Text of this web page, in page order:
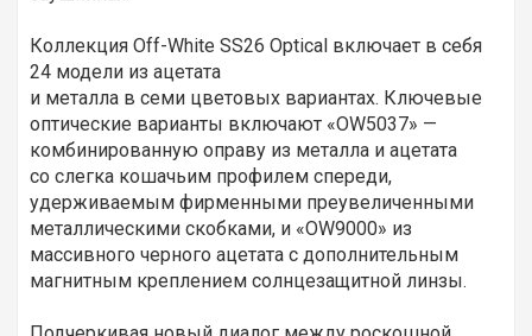
Коллекция Off-White SS26 Optical включает в себя
24 модели из ацетата
и металла в семи цветовых вариантах. Ключевые
оптические варианты включают «OW5037» —
комбинированную оправу из металла и ацетата
со слегка кошачьим профилем спереди,
удерживаемым фирменными преувеличенными
металлическими скобками, и «OW9000» из
массивного черного ацетата с дополнительным
магнитным креплением солнцезащитной линзы.